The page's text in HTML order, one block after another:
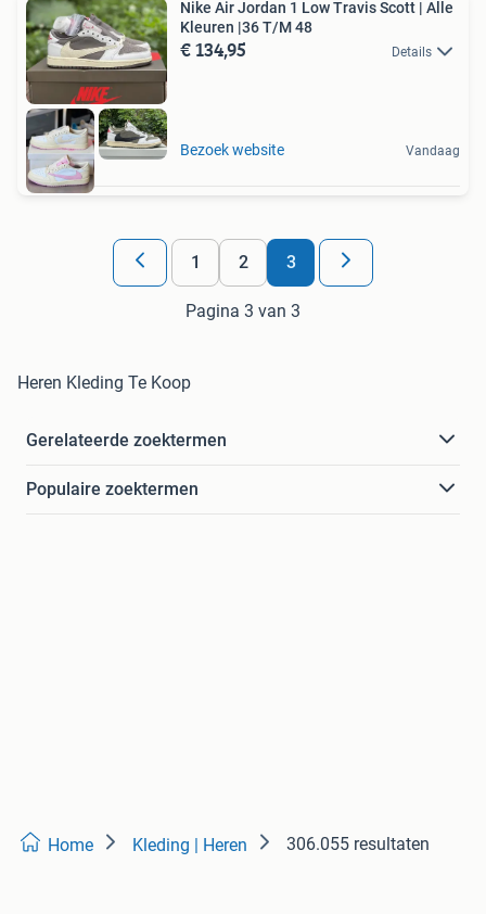
Nike Air Jordan 1 Low Travis Scott | Alle
Kleuren |36 T/M 48
€ 134,95 Details
Bezoek website Vandaag
1 2 3
Pagina 3 van 3
Heren Kleding Te Koop
Gerelateerde zoektermen
Populaire zoektermen
Home Kleding | Heren 306.055 resultaten